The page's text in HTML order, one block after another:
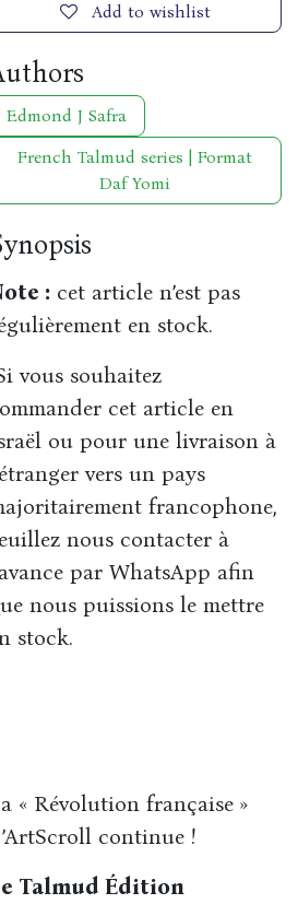
Add to wishlist
Edmond J Safra
French Talmud series | Format
Daf Yomi
: cet article n’est pas
en stock.
vous souhaitez
cet article en
ou pour une livraison à
vers un pays
francophone,
nous contacter à
par WhatsApp afin
nous puissions le mettre
stock.
« Révolution française »
continue !
Talmud Édition